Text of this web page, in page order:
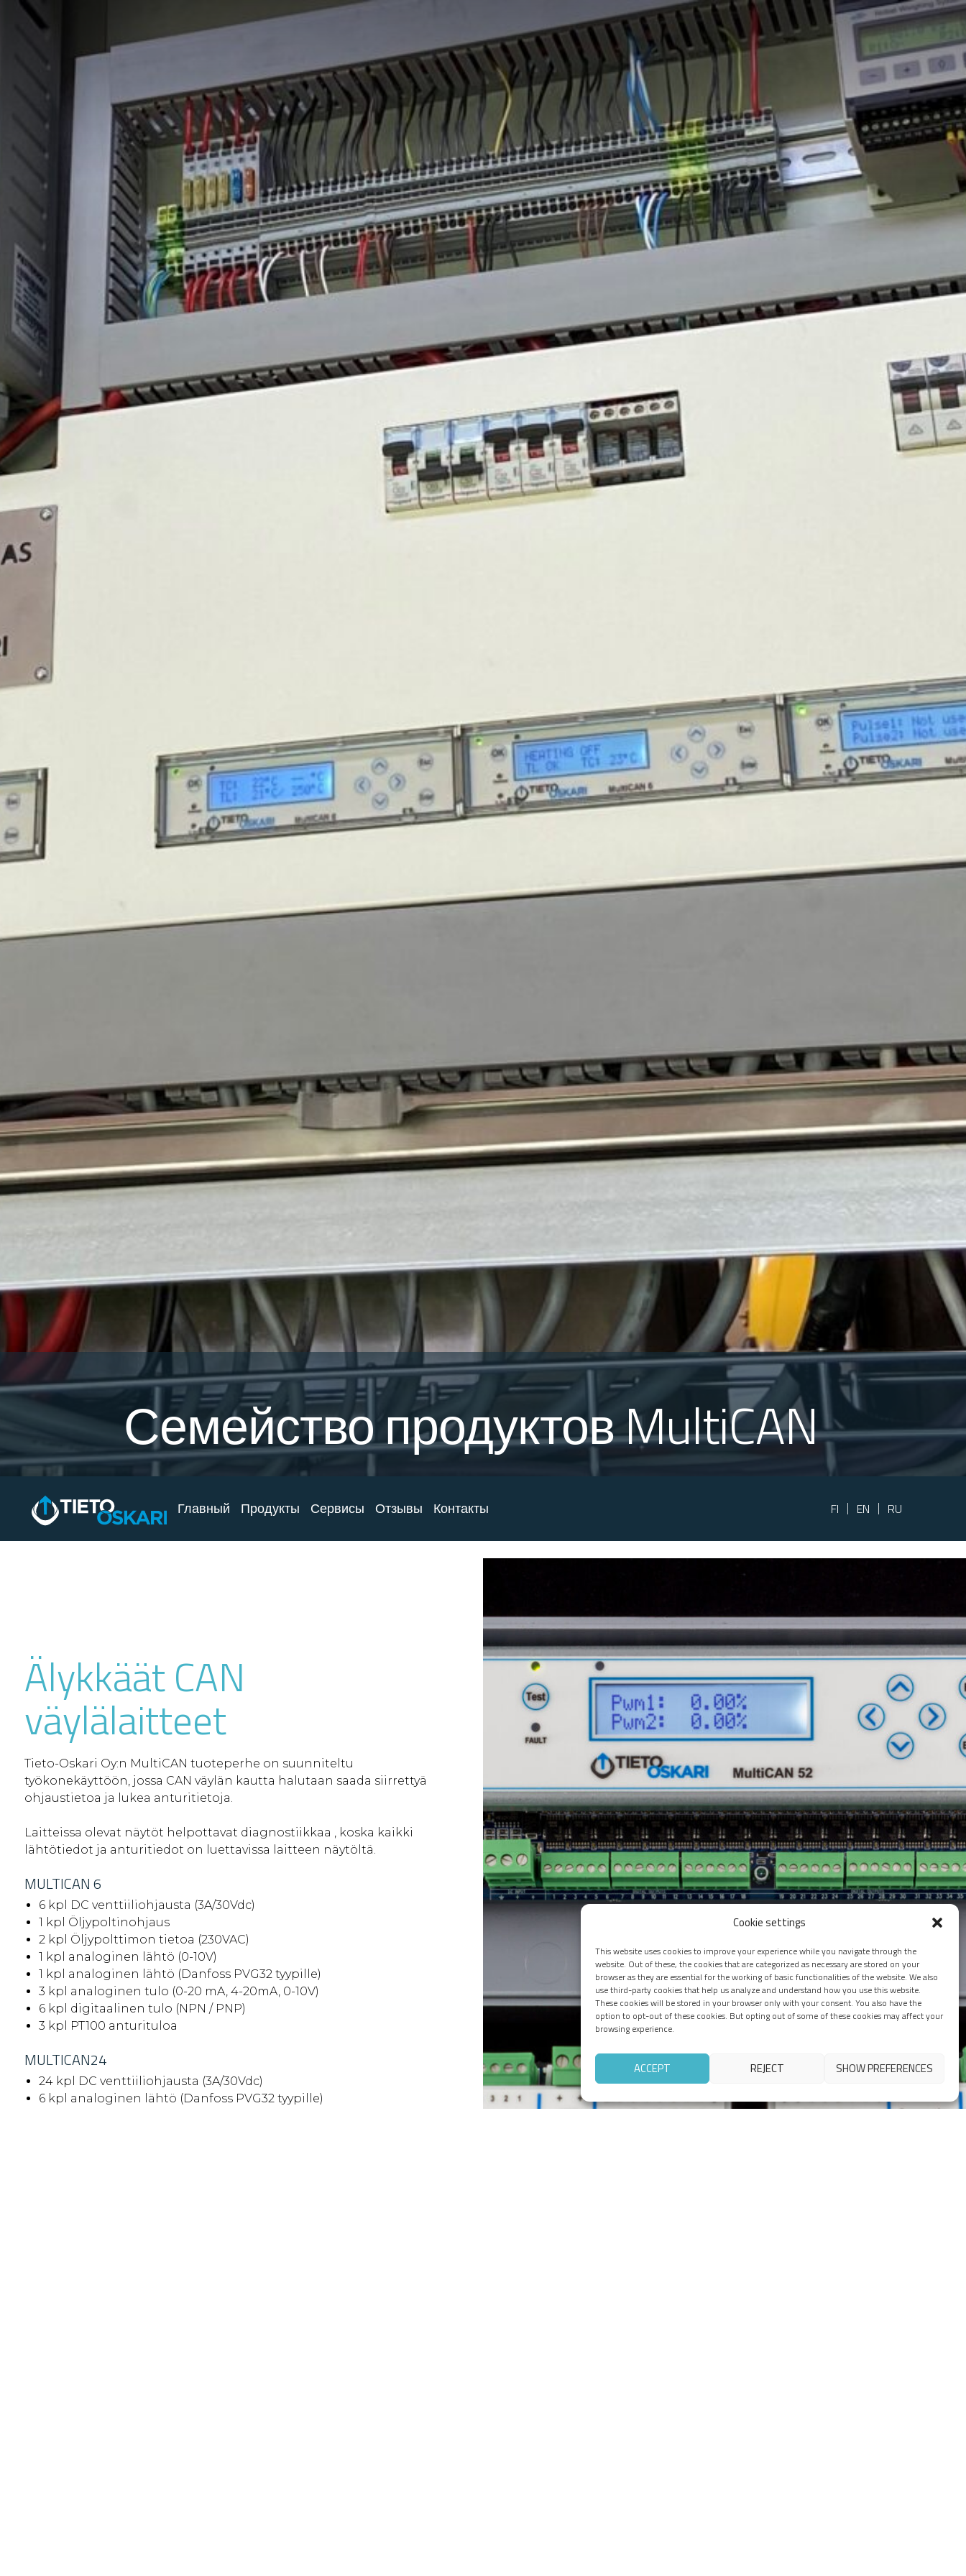
Cookie settings
This website uses cookies to improve your experience while you navigate through the
website. Out of these, the cookies that are categorized as necessary are stored on your
browser as they are essential for the working of basic functionalities of the website. We also
use third-party cookies that help us analyze and understand how you use this website.
These cookies will be stored in your browser only with your consent. You also have the
option to opt-out of these cookies. But opting out of some of these cookies may affect your
browsing experience.
ACCEPT REJECT SHOW PREFERENCES
Семейство продуктов MultiCAN
Главный Продукты Сервисы Отзывы Контакты FI EN RU
Älykkäät CAN
väylälaitteet
Tieto-Oskari Oy:n MultiCAN tuoteperhe on suunniteltu
työkonekäyttöön, jossa CAN väylän kautta halutaan saada siirrettyä
ohjaustietoa ja lukea anturitietoja.
Laitteissa olevat näytöt helpottavat diagnostiikkaa , koska kaikki
lähtötiedot ja anturitiedot on luettavissa laitteen näytöltä.
MULTICAN 6
6 kpl DC venttiiliohjausta (3A/30Vdc)
1 kpl Öljypoltinohjaus
2 kpl Öljypolttimon tietoa (230VAC)
1 kpl analoginen lähtö (0-10V)
1 kpl analoginen lähtö (Danfoss PVG32 tyypille)
3 kpl analoginen tulo (0-20 mA, 4-20mA, 0-10V)
6 kpl digitaalinen tulo (NPN / PNP)
3 kpl PT100 anturituloa
MULTICAN24
24 kpl DC venttiiliohjausta (3A/30Vdc)
6 kpl analoginen lähtö (Danfoss PVG32 tyypille)